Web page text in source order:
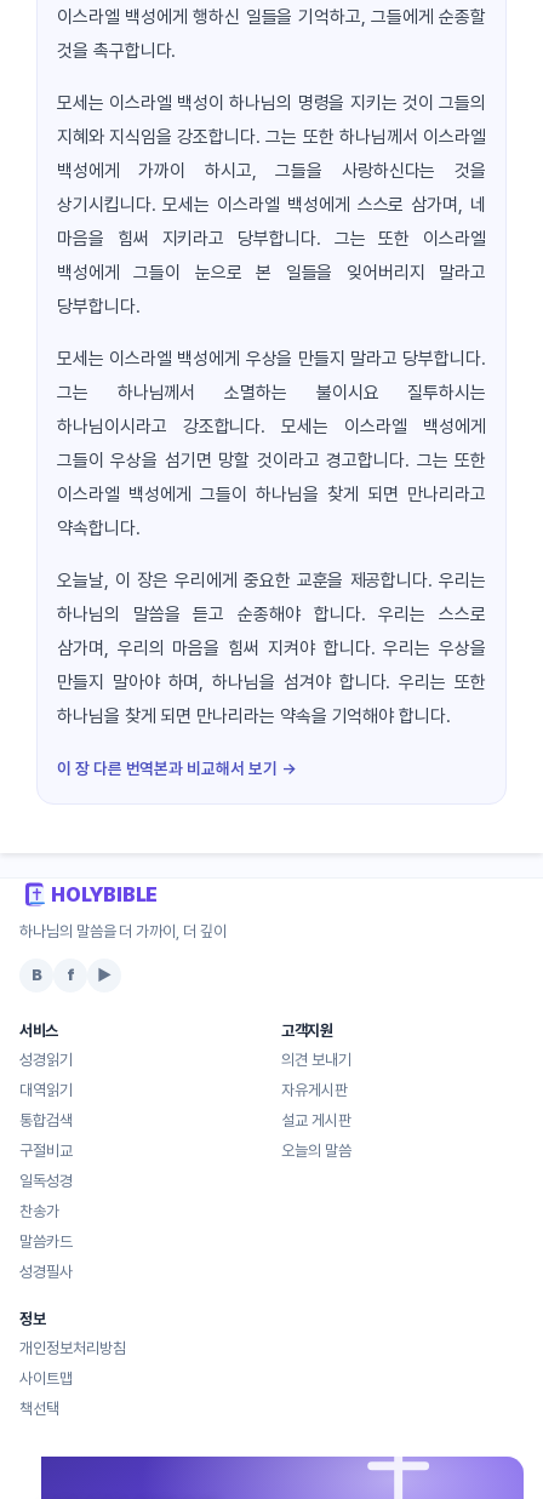
이스라엘 백성에게 행하신 일들을 기억하고, 그들에게 순종할
것을 촉구합니다.
모세는 이스라엘 백성이 하나님의 명령을 지키는 것이 그들의
지혜와 지식임을 강조합니다. 그는 또한 하나님께서 이스라엘
백성에게 가까이 하시고, 그들을 사랑하신다는 것을
상기시킵니다. 모세는 이스라엘 백성에게 스스로 삼가며, 네
마음을 힘써 지키라고 당부합니다. 그는 또한 이스라엘
백성에게 그들이 눈으로 본 일들을 잊어버리지 말라고
당부합니다.
모세는 이스라엘 백성에게 우상을 만들지 말라고 당부합니다.
그는 하나님께서 소멸하는 불이시요 질투하시는
하나님이시라고 강조합니다. 모세는 이스라엘 백성에게
그들이 우상을 섬기면 망할 것이라고 경고합니다. 그는 또한
이스라엘 백성에게 그들이 하나님을 찾게 되면 만나리라고
약속합니다.
오늘날, 이 장은 우리에게 중요한 교훈을 제공합니다. 우리는
하나님의 말씀을 듣고 순종해야 합니다. 우리는 스스로
삼가며, 우리의 마음을 힘써 지켜야 합니다. 우리는 우상을
만들지 말아야 하며, 하나님을 섬겨야 합니다. 우리는 또한
하나님을 찾게 되면 만나리라는 약속을 기억해야 합니다.
이 장 다른 번역본과 비교해서 보기 →
HOLYBIBLE
하나님의 말씀을 더 가까이, 더 깊이
B f ▶
서비스
성경읽기
대역읽기
통합검색
구절비교
일독성경
찬송가
말씀카드
성경필사
고객지원
의견 보내기
자유게시판
설교 게시판
오늘의 말씀
정보
개인정보처리방침
사이트맵
책선택